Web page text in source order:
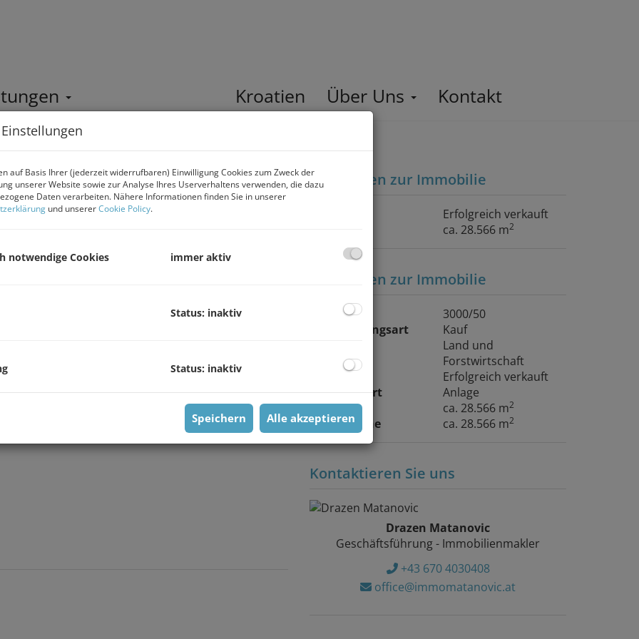
Kroatien Über Uns Kontakt
in Moosburg – attraktive Basisdaten zur Immobilie
Erfolgreich verkauft
ca. 28.566 m2
Basisdaten zur Immobilie
Objektnr.
3000/50
Vermarktungsart
Kauf
Land und
Forstwirtschaft
Kaufpreis
Erfolgreich verkauft
Nutzungsart
Anlage
Fläche
ca. 28.566 m2
Grundfläche ca. 28.566 m2
Kontaktieren Sie uns
Drazen Matanovic
Geschäftsführung - Immobilienmakler
+43 670 4030408
office@immomatanovic.at
auf Basis Ihrer (jederzeit widerrufbaren) Einwilligung Cookies zum Zweck der
unserer Website sowie zur Analyse Ihres Userverhaltens verwenden, die dazu
Daten verarbeiten. Nähere Informationen finden Sie in unserer
und unsererCookie Policy.
notwendige Cookies immer aktiv
Status: inaktiv
Status: inaktiv
Speichern Alle akzeptieren